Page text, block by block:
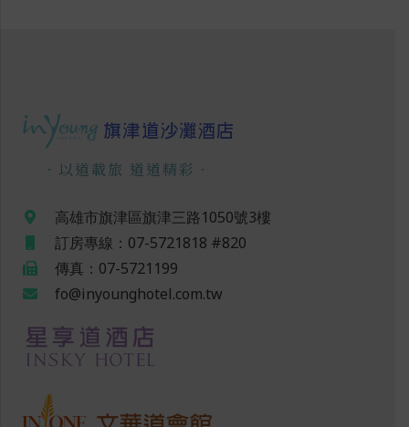
．以道載旅 道道精彩．
高雄市旗津區旗津三路1050號3樓
訂房專線：07-5721818 #820
傳真：07-5721199
fo@inyounghotel.com.tw